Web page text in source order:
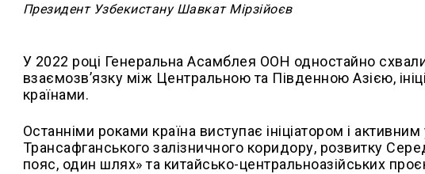
Президент Узбекистану Шавкат Мірзійоєв
У 2022 році Генеральна Асамблея ООН одностайно
взаємозв’язку між Центральною та Південною Азією,
країнами.
Останніми роками країна виступає ініціатором і
Трансафганського залізничного коридору, розвитку
пояс, один шлях» та китайсько-центральноазійських